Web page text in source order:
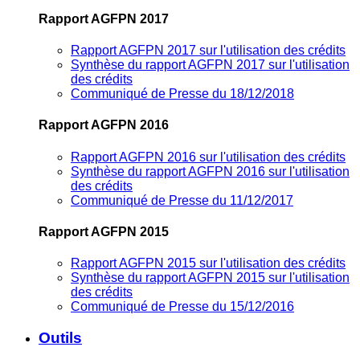
Rapport AGFPN 2017
Rapport AGFPN 2017 sur l'utilisation des crédits
Synthèse du rapport AGFPN 2017 sur l'utilisation
des crédits
Communiqué de Presse du 18/12/2018
Rapport AGFPN 2016
Rapport AGFPN 2016 sur l'utilisation des crédits
Synthèse du rapport AGFPN 2016 sur l'utilisation
des crédits
Communiqué de Presse du 11/12/2017
Rapport AGFPN 2015
Rapport AGFPN 2015 sur l'utilisation des crédits
Synthèse du rapport AGFPN 2015 sur l'utilisation
des crédits
Communiqué de Presse du 15/12/2016
Outils